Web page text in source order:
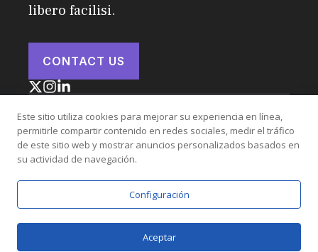
libero facilisi.
CONTACT US
© 2026 Scribe
Privacy Policy Terms of Service
Este sitio utiliza cookies para mejorar su experiencia en línea,
permitirle compartir contenido en redes sociales, medir el tráfico
de este sitio web y mostrar anuncios personalizados basados en
su actividad de navegación.
Configuración
Aceptar